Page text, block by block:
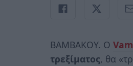
ΒΑΜΒΑΚΟΥ. O
τρεξίματος, θα